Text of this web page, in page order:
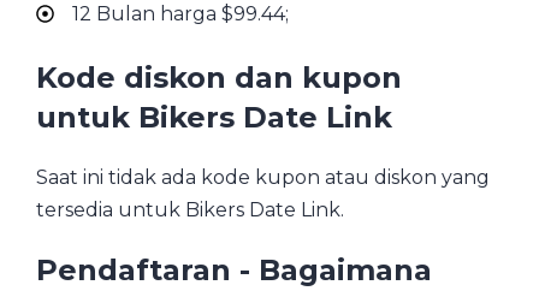
12 Bulan harga $99.44;
Kode diskon dan kupon
untuk Bikers Date Link
Saat ini tidak ada kode kupon atau diskon yang
tersedia untuk Bikers Date Link.
Pendaftaran - Bagaimana